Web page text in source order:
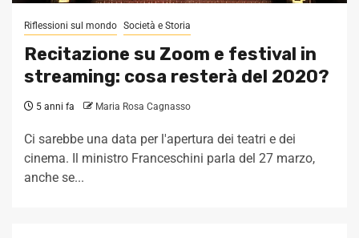
Riflessioni sul mondo Società e Storia
Recitazione su Zoom e festival in
streaming: cosa resterà del 2020?
5 anni fa Maria Rosa Cagnasso
Ci sarebbe una data per l'apertura dei teatri e dei
cinema. Il ministro Franceschini parla del 27 marzo,
anche se...